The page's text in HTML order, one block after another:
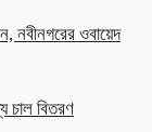
নবীনগরের ওবায়েদ
চাল বিতরণ